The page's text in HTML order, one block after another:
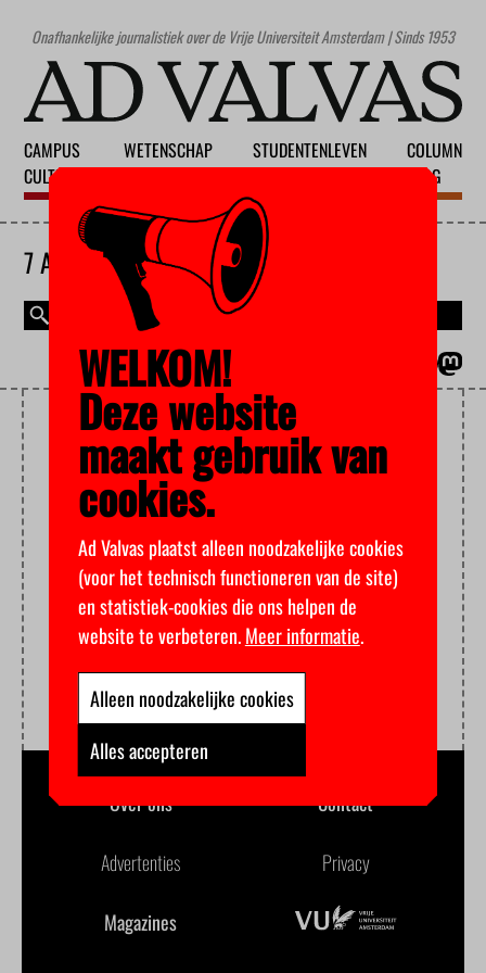
Onafhankelijke journalistiek over de Vrije Universiteit Amsterdam | Sinds 1953
CAMPUS
CULTUUR
WETENSCHAP
STUDENTENLEVEN
COLUMN
BLOG
7 AUGUSTUS 2026
OCW
Over ons Contact
Advertenties Privacy
Magazines
WELKOM!
Deze website
maakt gebruik van
cookies.
Ad Valvas plaatst alleen noodzakelijke cookies
(voor het technisch functioneren van de site)
en statistiek-cookies die ons helpen de
website te verbeteren.Meer informatie.
Alleen noodzakelijke cookies
Alles accepteren